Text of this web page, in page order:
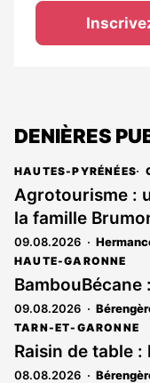
DENIÈRES
HAUTES-PYRÉNÉES
Agrotourisme :
la famille
09.08.2026
HAUTE-GARONNE
09.08.2026
TARN-ET-GARONNE
Raisin de table
08.08.2026